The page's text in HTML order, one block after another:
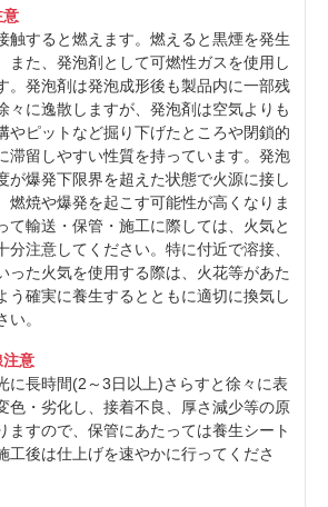
意
触すると燃えます。燃えると黒煙を発生
また、発泡剤として可燃性ガスを使用し
。発泡剤は発泡成形後も製品内に一部残
々に逸散しますが、発泡剤は空気よりも
やピットなど掘り下げたところや閉鎖的
滞留しやすい性質を持っています。発泡
が爆発下限界を超えた状態で火源に接し
燃焼や爆発を起こす可能性が高くなりま
て輸送・保管・施工に際しては、火気と
分注意してください。特に付近で溶接、
った火気を使用する際は、火花等があた
う確実に養生するとともに適切に換気し
い。
注意
に長時間(2～3日以上)さらすと徐々に表
色・劣化し、接着不良、厚さ減少等の原
ますので、保管にあたっては養生シート
工後は仕上げを速やかに行ってくださ